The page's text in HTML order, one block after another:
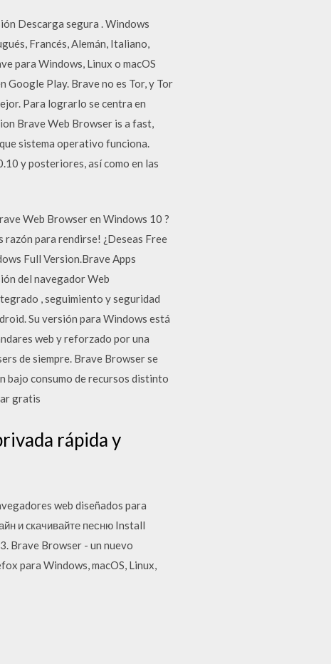
Descarga segura . Windows
Francés, Alemán, Italiano,
para Windows, Linux o macOS
Google Play. Brave no es Tor, y Tor
Para lograrlo se centra en
Brave Web Browser is a fast,
sistema operativo funciona.
y posteriores, así como en las
Web Browser en Windows 10 ?
razón para rendirse! ¿Deseas Free
Full Version.Brave Apps
del navegador Web
, seguimiento y seguridad
Su versión para Windows está
web y reforzado por una
de siempre. Brave Browser se
bajo consumo de recursos distinto
gratis
rápida y
web diseñados para
и cкачивайте песню Install
Brave Browser - un nuevo
para Windows, macOS, Linux,